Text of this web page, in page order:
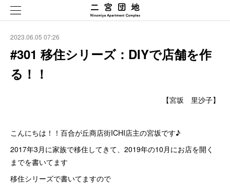
2023.06.05 07:26
#301 移住シリーズ：DIYで店舗を作
る！！
【宮坂 里沙子】
こんにちは！！百合が丘商店街ICHI店主の宮坂です♪
2017年3月に家族で移住してきて、2019年の10月にお店を開く
までを書いてます
移住シリーズで書いてますので